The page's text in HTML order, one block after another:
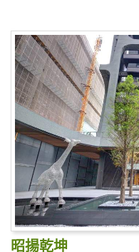
昭揚乾坤